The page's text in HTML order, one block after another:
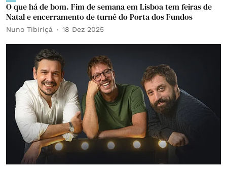
O que há de bom. Fim de semana em Lisboa tem feiras de
Natal e encerramento de turnê do Porta dos Fundos
Nuno Tibiriçá 18 Dez 2025